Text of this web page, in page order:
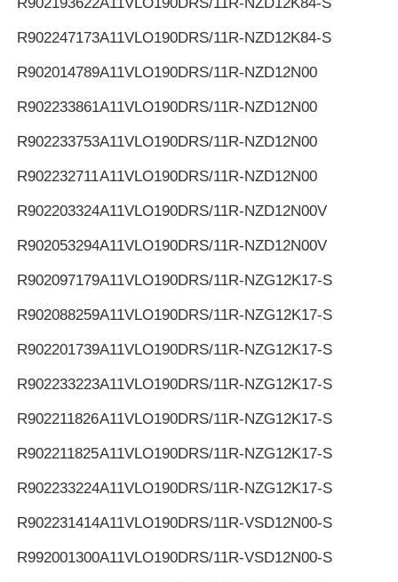
R902247173A11VLO190DRS/11R-NZD12K84-S
R902014789A11VLO190DRS/11R-NZD12N00
R902233861A11VLO190DRS/11R-NZD12N00
R902233753A11VLO190DRS/11R-NZD12N00
R902232711A11VLO190DRS/11R-NZD12N00
R902203324A11VLO190DRS/11R-NZD12N00V
R902053294A11VLO190DRS/11R-NZD12N00V
R902097179A11VLO190DRS/11R-NZG12K17-S
R902088259A11VLO190DRS/11R-NZG12K17-S
R902201739A11VLO190DRS/11R-NZG12K17-S
R902233223A11VLO190DRS/11R-NZG12K17-S
R902211826A11VLO190DRS/11R-NZG12K17-S
R902211825A11VLO190DRS/11R-NZG12K17-S
R902233224A11VLO190DRS/11R-NZG12K17-S
R902231414A11VLO190DRS/11R-VSD12N00-S
R992001300A11VLO190DRS/11R-VSD12N00-S